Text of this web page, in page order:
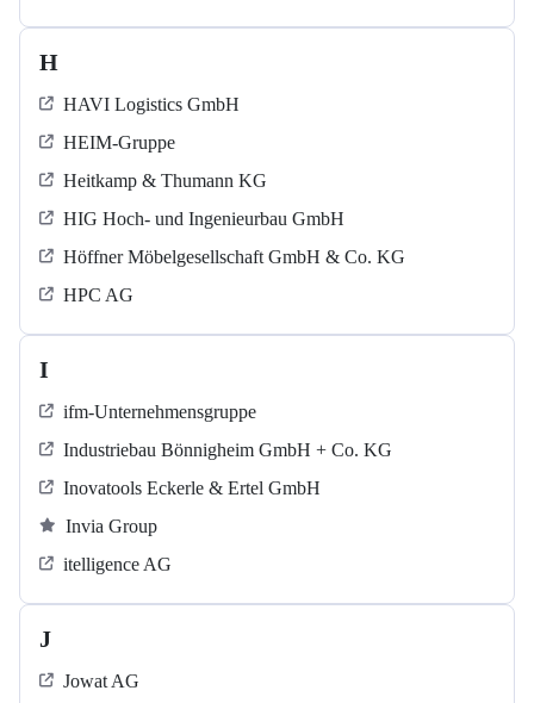
H
HAVI Logistics GmbH
HEIM-Gruppe
Heitkamp & Thumann KG
HIG Hoch- und Ingenieurbau GmbH
Höffner Möbelgesellschaft GmbH & Co. KG
HPC AG
I
ifm-Unternehmensgruppe
Industriebau Bönnigheim GmbH + Co. KG
Inovatools Eckerle & Ertel GmbH
Invia Group
itelligence AG
J
Jowat AG